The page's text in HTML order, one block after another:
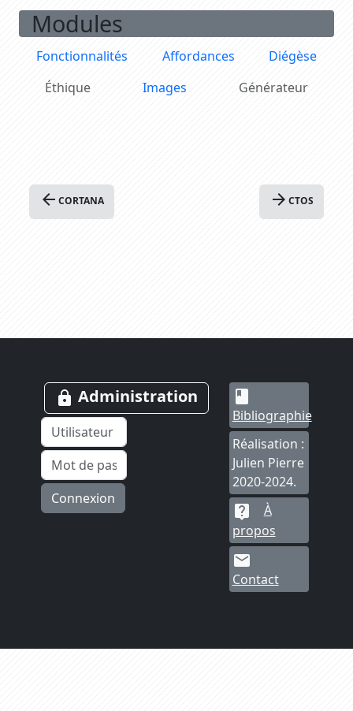
Modules
Fonctionnalités Affordances
Diégèse
Éthique
Images Générateur
arrow_back CORTANA arrow_forward CTOS
lock Administration
Connexion
book
Bibliographie
Réalisation :
Julien Pierre
2020-2024.
live_help
À
propos
mail
Contact